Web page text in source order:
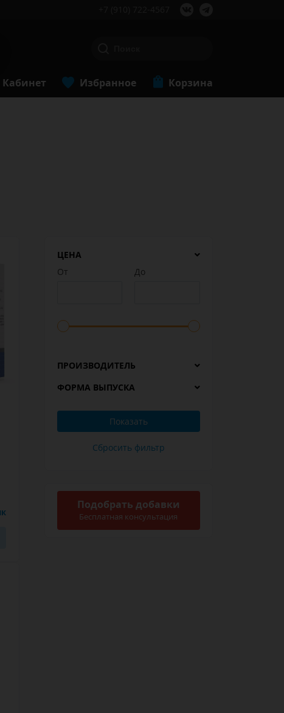
Кабинет Избранное Корзина
ЦЕНА
От
До
ПРОИЗВОДИТЕЛЬ
ФОРМА ВЫПУСКА
Подобрать добавки
Бесплатная консультация